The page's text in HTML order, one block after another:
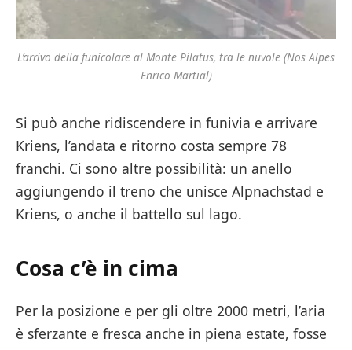
L’arrivo della funicolare al Monte Pilatus, tra le nuvole (Nos Alpes
Enrico Martial)
Si può anche ridiscendere in funivia e arrivare
Kriens, l’andata e ritorno costa sempre 78
franchi. Ci sono altre possibilità: un anello
aggiungendo il treno che unisce Alpnachstad e
Kriens, o anche il battello sul lago.
Cosa c’è in cima
Per la posizione e per gli oltre 2000 metri, l’aria
è sferzante e fresca anche in piena estate, fosse